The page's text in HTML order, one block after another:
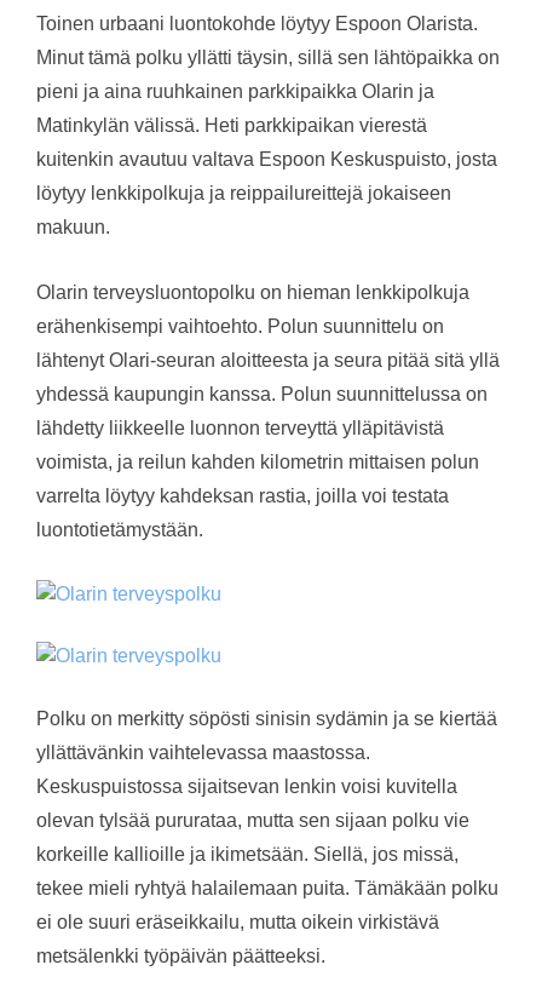
Toinen urbaani luontokohde löytyy Espoon Olarista.
Minut tämä polku yllätti täysin, sillä sen lähtöpaikka on
pieni ja aina ruuhkainen parkkipaikka Olarin ja
Matinkylän välissä. Heti parkkipaikan vierestä
kuitenkin avautuu valtava Espoon Keskuspuisto, josta
löytyy lenkkipolkuja ja reippailureittejä jokaiseen
makuun.
Olarin terveysluontopolku on hieman lenkkipolkuja
erähenkisempi vaihtoehto. Polun suunnittelu on
lähtenyt Olari-seuran aloitteesta ja seura pitää sitä yllä
yhdessä kaupungin kanssa. Polun suunnittelussa on
lähdetty liikkeelle luonnon terveyttä ylläpitävistä
voimista, ja reilun kahden kilometrin mittaisen polun
varrelta löytyy kahdeksan rastia, joilla voi testata
luontotietämystään.
Polku on merkitty söpösti sinisin sydämin ja se kiertää
yllättävänkin vaihtelevassa maastossa.
Keskuspuistossa sijaitsevan lenkin voisi kuvitella
olevan tylsää pururataa, mutta sen sijaan polku vie
korkeille kallioille ja ikimetsään. Siellä, jos missä,
tekee mieli ryhtyä halailemaan puita. Tämäkään polku
ei ole suuri eräseikkailu, mutta oikein virkistävä
metsälenkki työpäivän päätteeksi.